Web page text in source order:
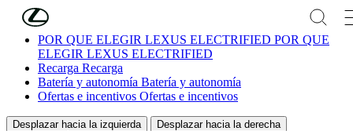
Skip to Main Content
POR QUÉ ELEGIR LEXUS ELECTRIFIED POR QUÉ
ELEGIR LEXUS ELECTRIFIED
Recarga Recarga
Batería y autonomía Batería y autonomía
Ofertas e incentivos Ofertas e incentivos
Desplazar hacia la izquierda Desplazar hacia la derecha